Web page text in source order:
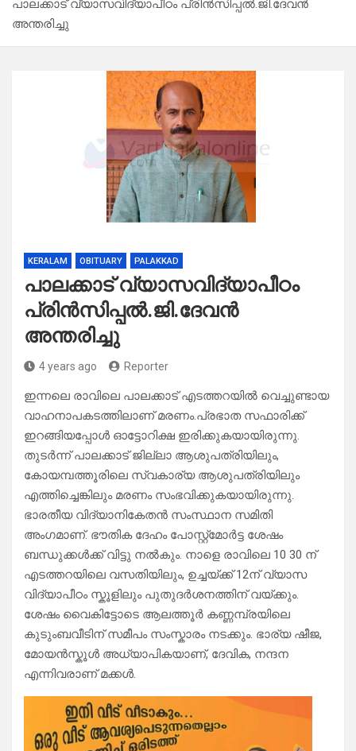
പാലക്കാട് വ്യാസവിദ്യാപീഠം പ്രിൻസിപ്പൽ.ജി.ദേവൻ
അന്തരിച്ചു
KERALAM OBITUARY PALAKKAD
പാലക്കാട് വ്യാസവിദ്യാപീഠം
പ്രിൻസിപ്പൽ.ജി.ദേവൻ
അന്തരിച്ചു
4 years ago Reporter
ഇന്നലെ രാവിലെ പാലക്കാട് എടത്തറയിൽ വെച്ചുണ്ടായ
വാഹനാപകടത്തിലാണ് മരണം.പ്രഭാത സഫാരിക്ക്
ഇറങ്ങിയപ്പോൾ ഓട്ടോറിക്ഷ ഇരിക്കുകയായിരുന്നു.
തുടർന്ന് പാലക്കാട് ജില്ലാ ആശുപത്രിയിലും,
കോയമ്പത്തൂരിലെ സ്വകാര്യ ആശുപത്രിയിലും
എത്തിച്ചെങ്കിലും മരണം സംഭവിക്കുകയായിരുന്നു.
ഭാരതീയ വിദ്യാനികേതൻ സംസ്ഥാന സമിതി
അംഗമാണ്. ഭൗതിക ദേഹം പോസ്റ്റ്മോർട്ട ശേഷം
ബന്ധുക്കൾക്ക് വിട്ടു നൽകും. നാളെ രാവിലെ 10 30 ന്
എടത്തറയിലെ വസതിയിലും, ഉച്ചയ്ക്ക് 12ന് വ്യാസ
വിദ്യാപീഠം സ്കൂളിലും പുതുദർശനത്തിന് വയ്ക്കും.
ശേഷം വൈകിട്ടോടെ ആലത്തൂർ കണ്ണമ്പ്രയിലെ
കുടുംബവീടിന് സമീപം സംസ്കാരം നടക്കും. ഭാര്യ ഷീജ,
മോയൻസ്കൂൾ അധ്യാപികയാണ്, ദേവിക, നന്ദന
എന്നിവരാണ് മക്കൾ.